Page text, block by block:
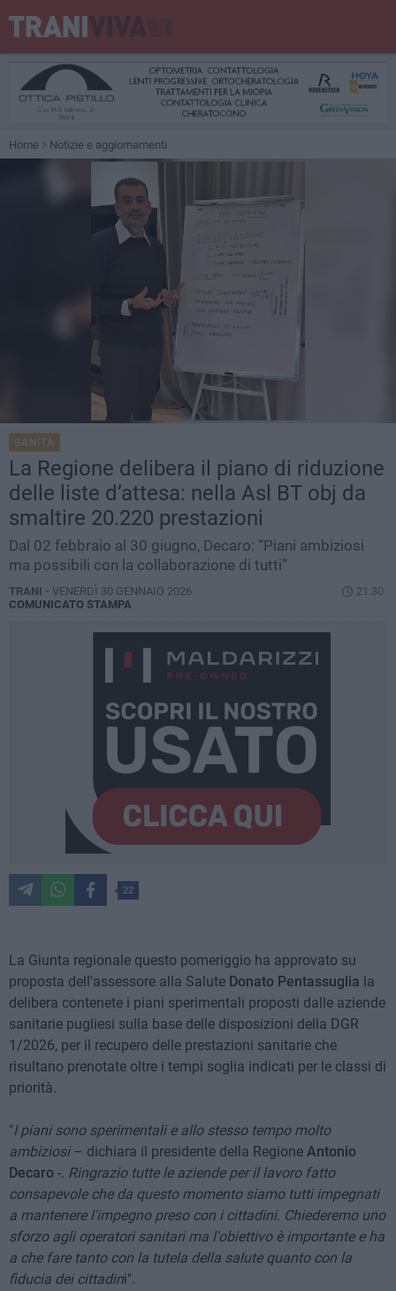
Home Notizie e aggiornamenti
SANITÀ
La Regione delibera il piano di riduzione
delle liste d’attesa: nella Asl BT obj da
smaltire 20.220 prestazioni
Dal 02 febbraio al 30 giugno, Decaro: “Piani ambiziosi
ma possibili con la collaborazione di tutti”
TRANI - VENERDÌ 30 GENNAIO 2026
21.30
COMUNICATO STAMPA
22
La Giunta regionale questo pomeriggio ha approvato su
proposta dell'assessore alla Salute Donato Pentassuglia la
delibera contenete i piani sperimentali proposti dalle aziende
sanitarie pugliesi sulla base delle disposizioni della DGR
1/2026, per il recupero delle prestazioni sanitarie che
risultano prenotate oltre i tempi soglia indicati per le classi di
priorità.
"I piani sono sperimentali e allo stesso tempo molto
ambiziosi – dichiara il presidente della Regione Antonio
Decaro -. Ringrazio tutte le aziende per il lavoro fatto
consapevole che da questo momento siamo tutti impegnati
a mantenere l'impegno preso con i cittadini. Chiederemo uno
sforzo agli operatori sanitari ma l'obiettivo è importante e ha
a che fare tanto con la tutela della salute quanto con la
fiducia dei cittadini".